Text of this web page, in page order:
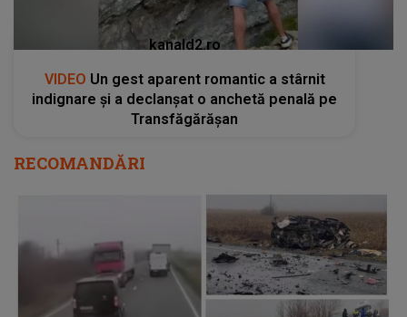
kanald2.ro
VIDEO Un gest aparent romantic a stârnit
indignare și a declanșat o anchetă penală pe
Transfăgărășan
RECOMANDĂRI